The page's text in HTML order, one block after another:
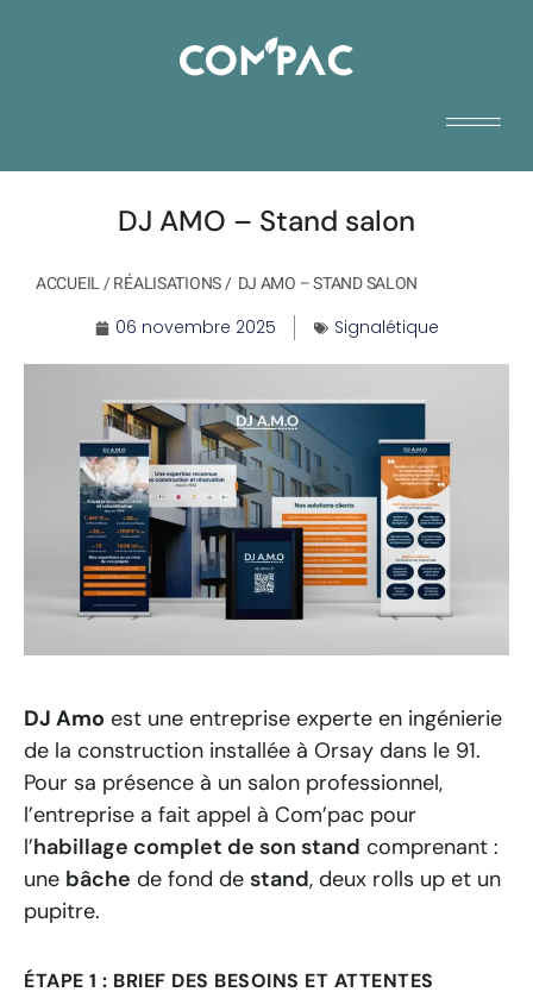
DJ AMO – Stand salon
ACCUEIL/RÉALISATIONS/ DJ AMO – STAND SALON
06 novembre 2025 Signalétique
DJ Amo est une entreprise experte en ingénierie
de la construction installée à Orsay dans le 91.
Pour sa présence à un salon professionnel,
l’entreprise a fait appel à Com’pac pour
l’habillage complet de son stand comprenant :
une bâche de fond de stand, deux rolls up et un
pupitre.
ÉTAPE 1 : BRIEF DES BESOINS ET ATTENTES